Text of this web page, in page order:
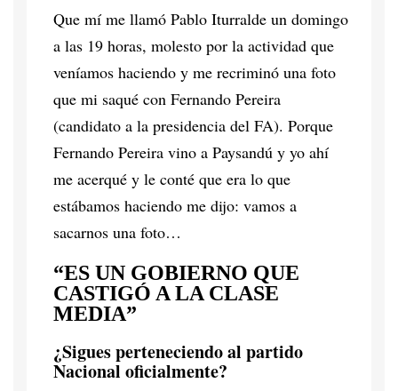
Que mí me llamó Pablo Iturralde un domingo
a las 19 horas, molesto por la actividad que
veníamos haciendo y me recriminó una foto
que mi saqué con Fernando Pereira
(candidato a la presidencia del FA). Porque
Fernando Pereira vino a Paysandú y yo ahí
me acerqué y le conté que era lo que
estábamos haciendo me dijo: vamos a
sacarnos una foto…
“ES UN GOBIERNO QUE
CASTIGÓ A LA CLASE
MEDIA”
¿Sigues perteneciendo al partido
Nacional oficialmente?